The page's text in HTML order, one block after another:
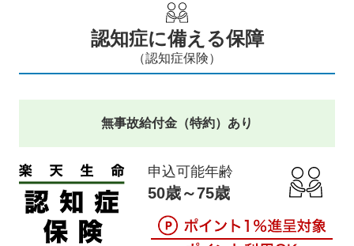
認知症に備える保障
（認知症保険）
無事故給付金（特約）あり
申込可能年齢
50歳～75歳